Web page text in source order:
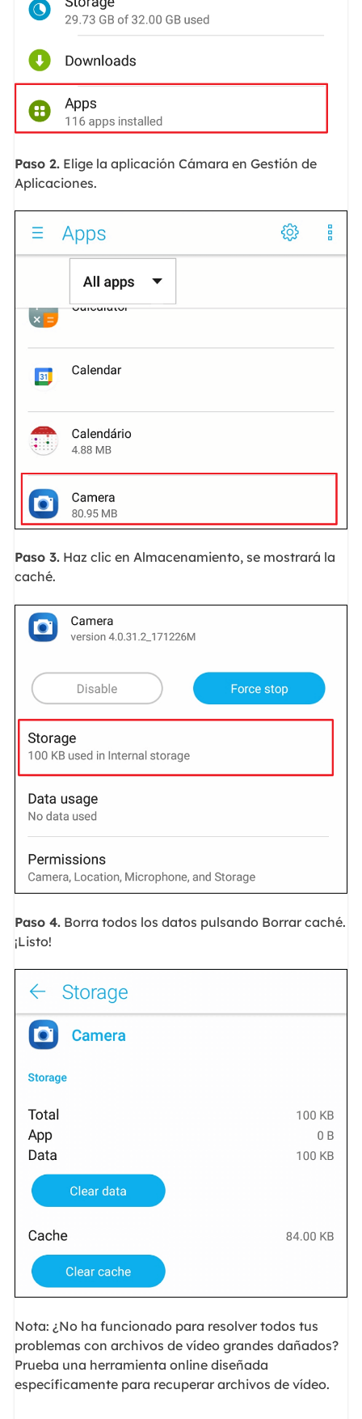
Paso 2.Elige la aplicación Cámara en Gestión de
Aplicaciones.
Paso 3.Haz clic en Almacenamiento, se mostrará la
caché.
Paso 4.Borra todos los datos pulsando Borrar caché.
¡Listo!
Nota: ¿No ha funcionado para resolver todos tus
problemas con archivos de vídeo grandes dañados?
Prueba una herramienta online diseñada
específicamente para recuperar archivos de vídeo.